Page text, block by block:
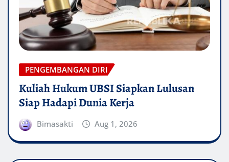
PENGEMBANGAN DIRI
Kuliah Hukum UBSI Siapkan Lulusan
Siap Hadapi Dunia Kerja
Bimasakti Aug 1, 2026